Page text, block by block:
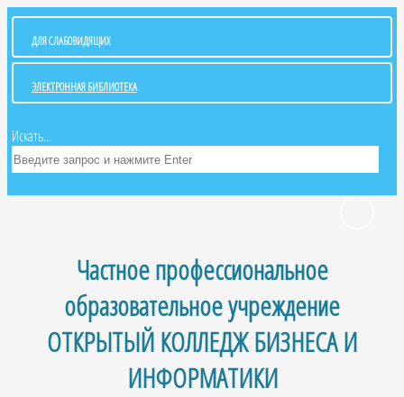
ДЛЯ СЛАБОВИДЯЩИХ
ЭЛЕКТРОННАЯ БИБЛИОТЕКА
Искать...
Частное профессиональное
образовательное учреждение
ОТКРЫТЫЙ КОЛЛЕДЖ БИЗНЕСА И
ИНФОРМАТИКИ